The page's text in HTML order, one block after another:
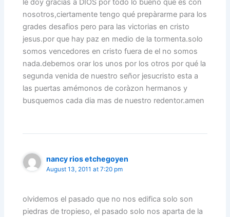
le doy gracias a DIOS por todo lo bueno que es con
nosotros,ciertamente tengo qué prepàrarme para los
grades desafios pero para las victorias en cristo
jesus.por que hay paz en medio de la tormenta.solo
somos vencedores en cristo fuera de el no somos
nada.debemos orar los unos por los otros por qué la
segunda venida de nuestro señor jesucristo esta a
las puertas amémonos de coràzon hermanos y
busquemos cada dia mas de nuestro redentor.amen
nancy rios etchegoyen
August 13, 2011 at 7:20 pm
olvidemos el pasado que no nos edifica solo son
piedras de tropieso, el pasado solo nos aparta de la